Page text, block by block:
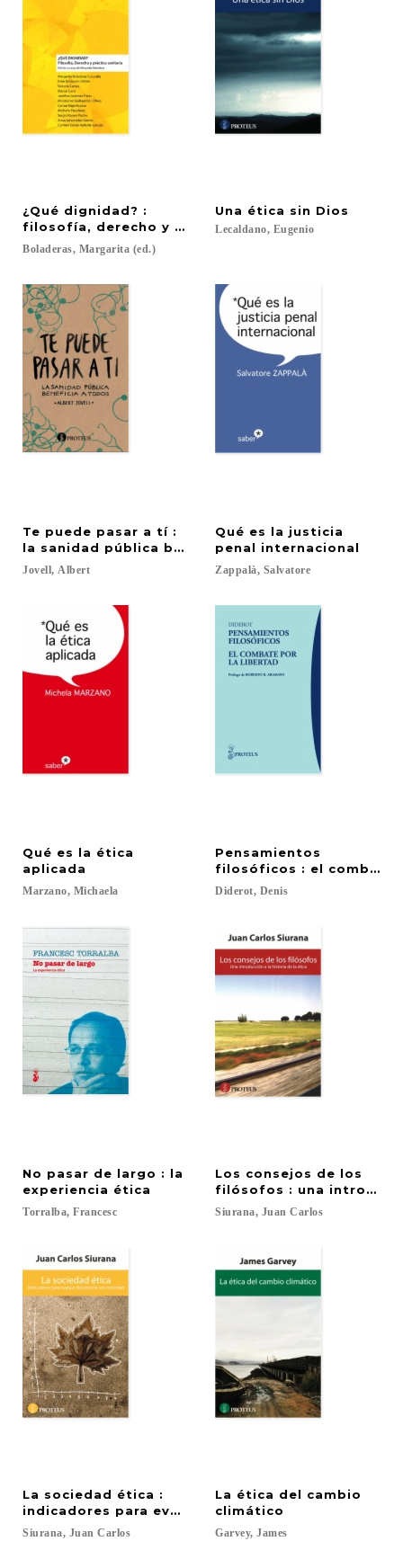
¿Qué dignidad? :
filosofía, derecho y práctica sanitaria
Boladeras, Margarita (ed.)
Una ética sin Dios
Lecaldano, Eugenio
Te puede pasar a tí :
la sanidad pública beneficia a todos
Jovell, Albert
Qué es la justicia
penal internacional
Zappalà, Salvatore
Qué es la ética
aplicada
Marzano, Michaela
Pensamientos
filosóficos : el combate
Diderot, Denis
No pasar de largo : la
experiencia ética
Torralba, Francesc
Los consejos de los
filósofos : una
Siurana, Juan Carlos
La sociedad ética :
indicadores para evaluar éticamente una sociedad
Siurana, Juan Carlos
La ética del cambio
climático
Garvey, James